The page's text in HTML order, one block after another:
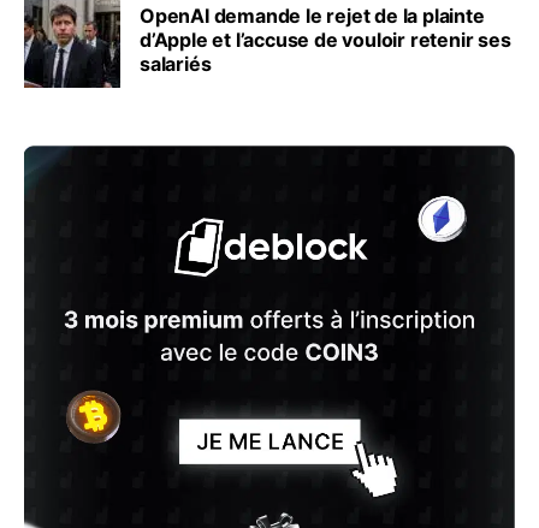
OpenAI demande le rejet de la plainte
d’Apple et l’accuse de vouloir retenir ses
salariés